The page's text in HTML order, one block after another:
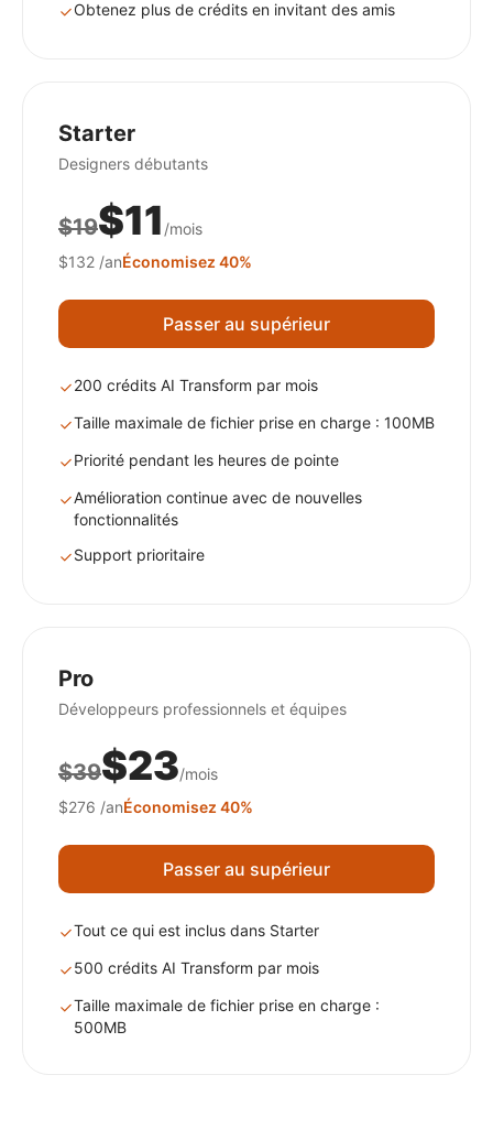
Obtenez plus de crédits en invitant des amis
Starter
Designers débutants
$19$11 /mois
$132 /anÉconomisez 40%
Passer au supérieur
200 crédits AI Transform par mois
Taille maximale de fichier prise en charge : 100MB
Priorité pendant les heures de pointe
Amélioration continue avec de nouvelles
fonctionnalités
Support prioritaire
Pro
Développeurs professionnels et équipes
$39$23/mois
$276 /anÉconomisez 40%
Passer au supérieur
Tout ce qui est inclus dans Starter
500 crédits AI Transform par mois
Taille maximale de fichier prise en charge :
500MB